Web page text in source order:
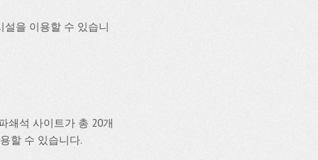
설을 이용할 수 있습니
쇄석 사이트가 총 20개
할 수 있습니다.